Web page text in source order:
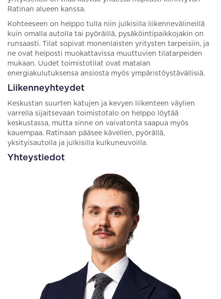
Ratinan alueen kanssa.
Kohteeseen on helppo tulla niin julkisilla liikennevälineillä
kuin omalla autolla tai pyöräillä, pysäköintipaikkojakin on
runsaasti. Tilat sopivat monenlaisten yritysten tarpeisiin, ja
ne ovat helposti muokattavissa muuttuvien tilatarpeiden
mukaan. Uudet toimistotilat ovat matalan
energiakulutuksensa ansiosta myös ympäristöystävällisiä.
Liikenneyhteydet
Keskustan suurten katujen ja kevyen liikenteen väylien
varrella sijaitsevaan toimistotalo on helppo löytää
keskustassa, mutta sinne on vaivatonta saapua myös
kauempaa. Ratinaan pääsee kävellen, pyörällä,
yksityisautolla ja julkisilla kulkuneuvoilla.
Yhteystiedot